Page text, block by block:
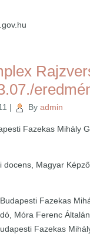
| By admin
Fazekas Mihály
docens, Magyar
Fazekas
Móra Ferenc
Fazekas